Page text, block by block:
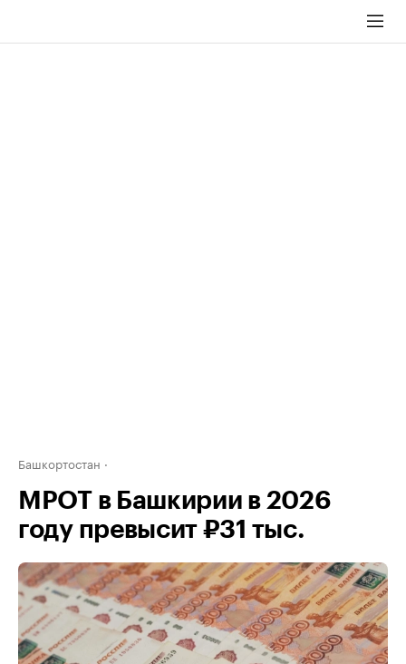
Башкортостан
МРОТ в Башкирии в 2026
году превысит ₽31 тыс.